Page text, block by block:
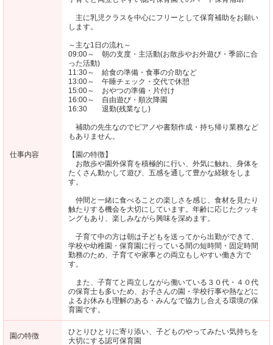
仕事内容
主に乳児クラスを中心にフリーとして保育補助をお願い
します。
～主な1日の流れ～
09:00～ 朝の支度・主活動(お散歩やお外遊び・季節に合
った活動)
11:30～ 給食の準備・食事の介助など
13:00～ 午睡チェック・交代で休憩
15:00～ おやつの準備・片付け
16:00～ 自由遊び・順次降園
16:30 退勤(残業なし)
補助の先生なのでピアノや書類作成・持ち帰り業務など
もありません。
【園の特徴】
お散歩や園外保育を積極的に行い、外気に触れ、身体を
たくさん動かして遊び、五感を通して豊かな経験をしま
す。
仲間と一緒に食べることの楽しさを感じ、食材を見たり
触たりする機会を大切にしています。年齢に応じたクッキ
ングもあり、楽しみながら興味を深めます。
子育て中の方は朝は子どもを送ってから出勤ができて、
学校や幼稚園・保育園に行っている間の短時間・固定時間
勤務のため、子育てや家事との両立もしやすい働き方で
す。
また、子育てと両立しながら働いている３０代・４０代
の保育士も多いため、お子さんの園・学校行事や熱などに
よるお休みも理解のある・みんなで協力し合える環境の保
育園です。
園の特徴
ひとりひとりに寄り添い、子どものやってみたい気持ちを
大切にする認可保育園